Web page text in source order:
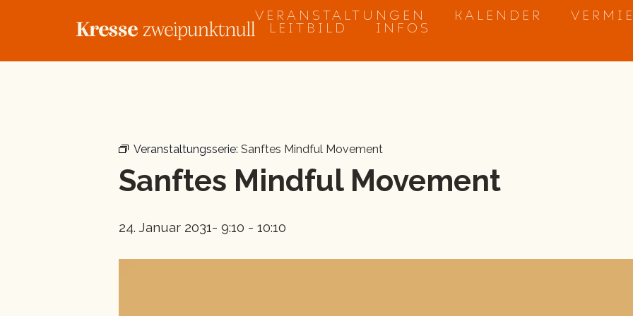
VERANSTALTUNGEN KALENDER
LEITBILD
INFOS
Veranstaltungsserie: Sanftes Mindful Movement
Sanftes Mindful Movement
24. Januar 2031- 9:10 - 10:10